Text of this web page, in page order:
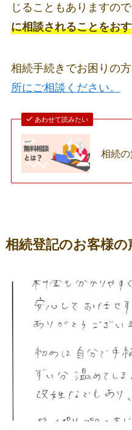
じることもありますので
に相談されることをお
相続手続きでお困りの方
所にご相談ください。
あわせて読みたい
相続
相続登記のお客様の